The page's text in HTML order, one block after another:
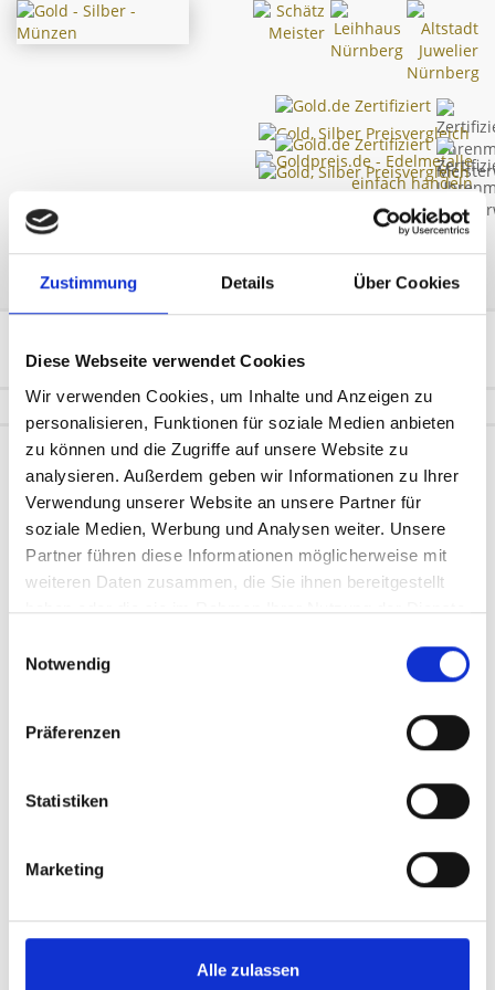
Zustimmung Details Über Cookies
Diese Webseite verwendet Cookies
Wir verwenden Cookies, um Inhalte und Anzeigen zu
personalisieren, Funktionen für soziale Medien anbieten
zu können und die Zugriffe auf unsere Website zu
analysieren. Außerdem geben wir Informationen zu Ihrer
Verwendung unserer Website an unsere Partner für
soziale Medien, Werbung und Analysen weiter. Unsere
Partner führen diese Informationen möglicherweise mit
weiteren Daten zusammen, die Sie ihnen bereitgestellt
haben oder die sie im Rahmen Ihrer Nutzung der Dienste
Notwendig
Präferenzen
Statistiken
Marketing
Alle zulassen
Platin 1502.35€
Palladium 1194.67€
Home» Login
Preise wurden aktualisiert! Seite neu Laden!
Login / Anmelden
oder
Kundenkonto eröffnen